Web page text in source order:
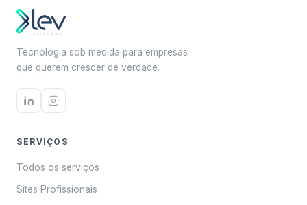
Tecnologia sob medida para empresas
que querem crescer de verdade.
SERVIÇOS
Todos os serviços
Sites Profissionais